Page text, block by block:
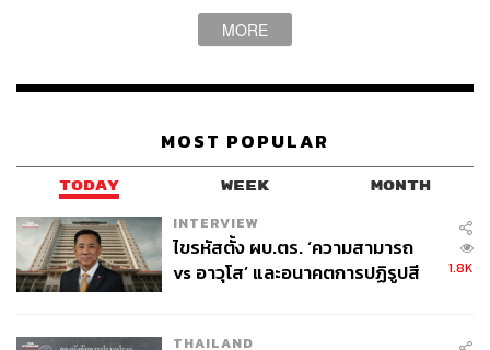
MORE
MOST POPULAR
TODAY WEEK MONTH
INTERVIEW
ไขรหัสตั้ง ผบ.ตร. ‘ความสามารถ
vs อาวุโส’ และอนาคตการปฏิรูปสี
1.8K
THAILAND